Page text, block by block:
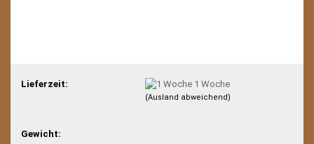
Lieferzeit: 1 Woche
(Ausland abweichend)
Gewicht: